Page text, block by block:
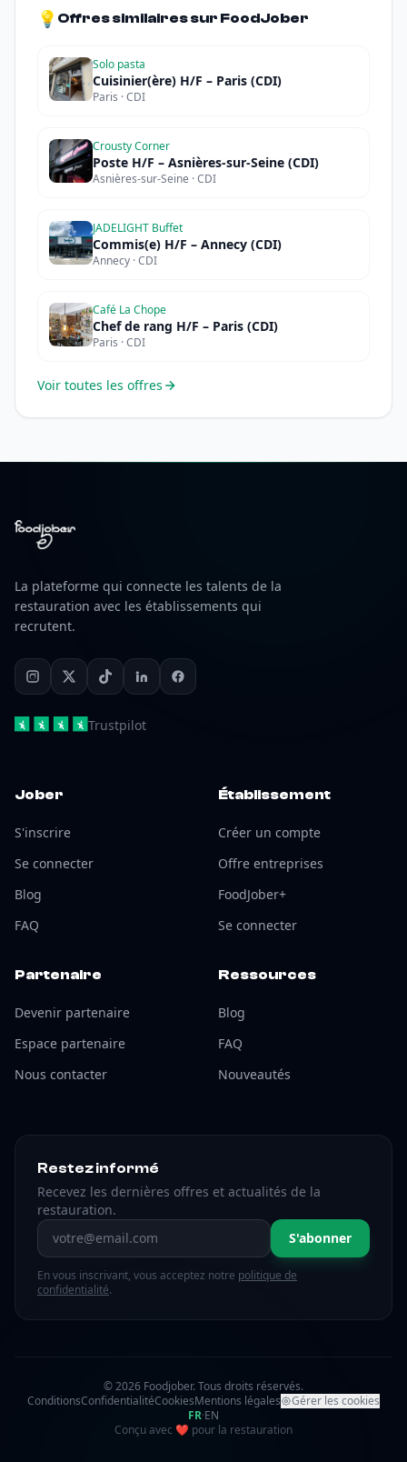
💡 Offres similaires sur FoodJober
Solo pasta
Cuisinier(ère) H/F – Paris (CDI)
Paris · CDI
Crousty Corner
Poste H/F – Asnières-sur-Seine (CDI)
Asnières-sur-Seine · CDI
JADELIGHT Buffet
Commis(e) H/F – Annecy (CDI)
Annecy · CDI
Café La Chope
Chef de rang H/F – Paris (CDI)
Paris · CDI
Voir toutes les offres
La plateforme qui connecte les talents de la
restauration avec les établissements qui
recrutent.
Trustpilot
Jober
S'inscrire
Se connecter
Blog
FAQ
Établissement
Créer un compte
Offre entreprises
FoodJober+
Se connecter
Partenaire
Devenir partenaire
Espace partenaire
Nous contacter
Ressources
Blog
FAQ
Nouveautés
Restez informé
Recevez les dernières offres et actualités de la
restauration.
Adresse email S'abonner
En vous inscrivant, vous acceptez notre politique de
confidentialité.
© 2026 Foodjober. Tous droits réservés.
ConditionsConfidentialitéCookiesMentions légales
Gérer les cookies
FR·EN
Conçu avec ❤ amour
pour la restauration